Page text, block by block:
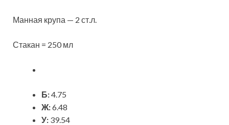
Манная крупа — 2 ст.л.
Стакан = 250 мл
Б:4.75
Ж:6.48
У: 39.54